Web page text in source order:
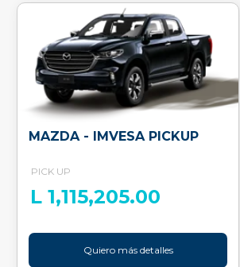
MAZDA - IMVESA PICKUP
PICK UP
L 1,115,205.00
Quiero más detalles